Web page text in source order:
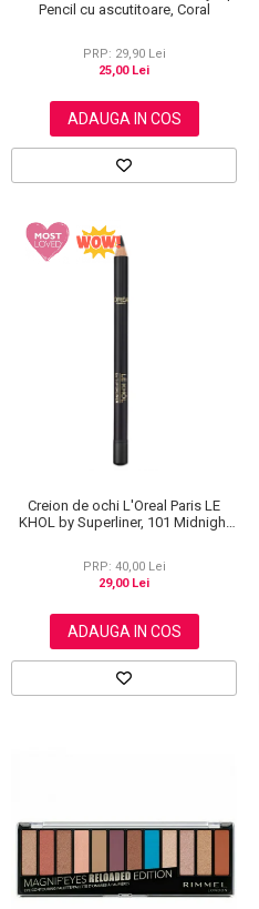
Pencil cu ascutitoare, Coral
PRP: 29,90 Lei
25,00 Lei
ADAUGA IN COS
Creion de ochi L'Oreal Paris LE
KHOL by Superliner, 101 Midnight
PRP: 40,00 Lei
29,00 Lei
ADAUGA IN COS